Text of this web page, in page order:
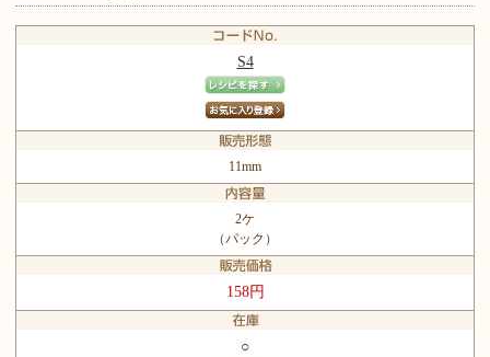
S4
11mm
2ケ
（パック）
158円
○